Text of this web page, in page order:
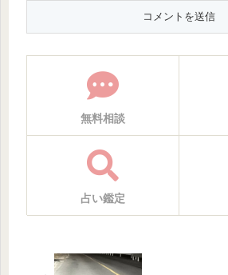
無料相談
占い鑑定